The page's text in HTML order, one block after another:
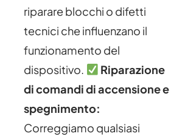
riparare blocchi o difetti
tecnici che influenzano il
funzionamento del
dispositivo.
Riparazione
di comandi di accensione e
spegnimento:
Correggiamo qualsiasi